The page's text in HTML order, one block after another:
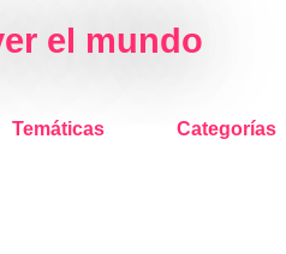
el mundo
Temáticas Categorías